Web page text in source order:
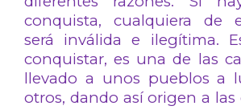
conquista, cualquiera de
será inválida e ilegítima.
conquistar, es una de las
llevado a unos pueblos a
otros, dando así origen a las